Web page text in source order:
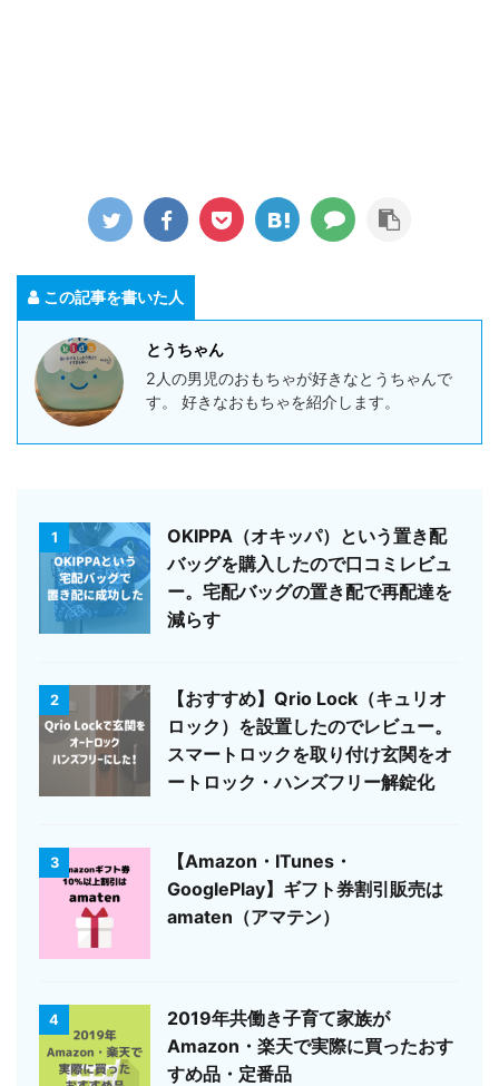
この記事を書いた人
とうちゃん
2人の男児のおもちゃが好きなとうちゃんで
す。 好きなおもちゃを紹介します。
1
OKIPPA（オキッパ）という置き配
バッグを購入したので口コミレビュ
ー。宅配バッグの置き配で再配達を
減らす
2
【おすすめ】Qrio Lock（キュリオ
ロック）を設置したのでレビュー。
スマートロックを取り付け玄関をオ
ートロック・ハンズフリー解錠化
3
【Amazon・ITunes・
GooglePlay】ギフト券割引販売は
amaten（アマテン）
4
2019年共働き子育て家族が
Amazon・楽天で実際に買ったおす
すめ品・定番品